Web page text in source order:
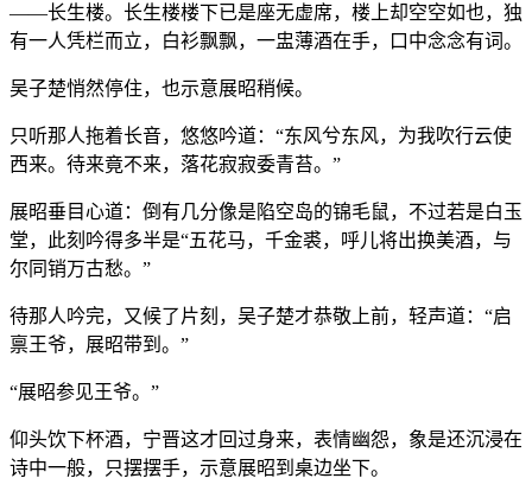
——长生楼。长生楼楼下已是座无虚席，楼上却空空如也，独
有一人凭栏而立，白衫飘飘，一盅薄酒在手，口中念念有词。
吴子楚悄然停住，也示意展昭稍候。
只听那人拖着长音，悠悠吟道：“东风兮东风，为我吹行云使
西来。待来竟不来，落花寂寂委青苔。”
展昭垂目心道：倒有几分像是陷空岛的锦毛鼠，不过若是白玉
堂，此刻吟得多半是“五花马，千金裘，呼儿将出换美酒，与
尔同销万古愁。”
待那人吟完，又候了片刻，吴子楚才恭敬上前，轻声道：“启
禀王爷，展昭带到。”
“展昭参见王爷。”
仰头饮下杯酒，宁晋这才回过身来，表情幽怨，象是还沉浸在
诗中一般，只摆摆手，示意展昭到桌边坐下。